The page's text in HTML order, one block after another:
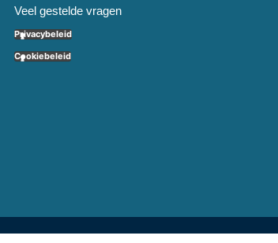
Veel gestelde vragen
Privacybeleid
Cookiebeleid